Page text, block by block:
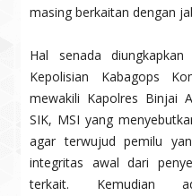
masing berkaitan dengan
Hal senada
Kepolisian Kabagops
mewakili Kapolres Binjai
SIK, MSI yang
agar terwujud pemilu
integritas awal dari
terkait. Kemudian